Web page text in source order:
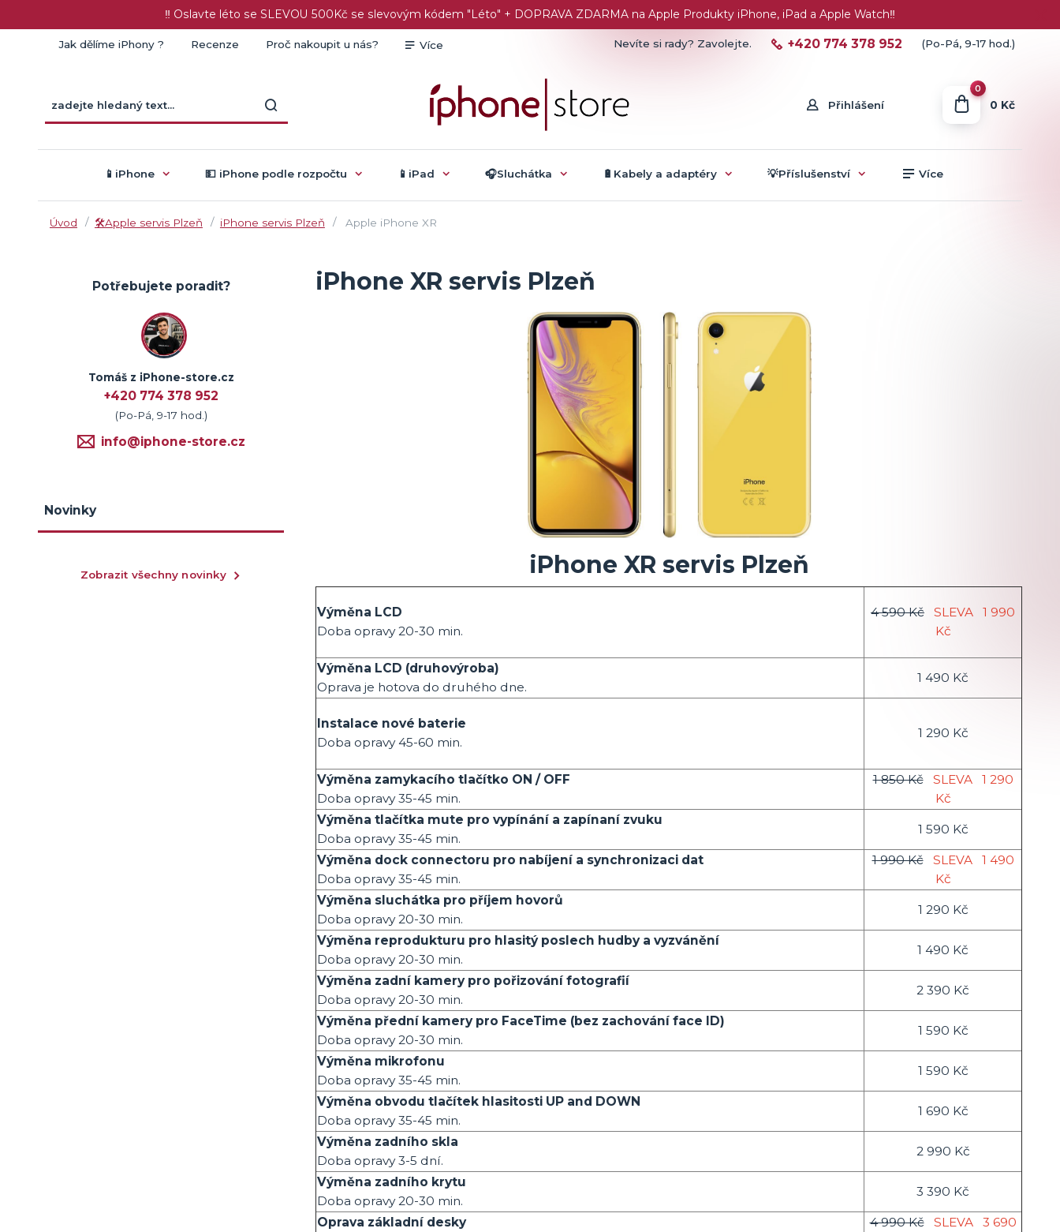
‼️ Oslavte léto se SLEVOU 500Kč se slevovým kódem "Léto" + DOPRAVA ZDARMA na Apple Produkty iPhone, iPad a Apple Watch‼️
Jak dělíme iPhony ? Recenze Proč nakoupit u nás? Více
Přihlášení
Nevíte si rady? Zavolejte. +420 774 378 952 (Po-Pá, 9-17 hod.)
0
0 Kč
📱iPhone 💵 iPhone podle rozpočtu 📱iPad 🎧Sluchátka 🔋Kabely a adaptéry 💡Příslušenství Více
Úvod 🛠️Apple servis Plzeň iPhone servis Plzeň Apple iPhone XR
iPhone XR servis Plzeň
iPhone XR servis Plzeň
Výměna LCD
Doba opravy 20-30 min.
4 590 Kč SLEVA 1 990
Kč
Výměna LCD (druhovýroba)
Oprava je hotova do druhého dne.
1 490 Kč
Instalace nové baterie
Doba opravy 45-60 min.
1 290 Kč
Výměna zamykacího tlačítko ON / OFF
Doba opravy 35-45 min.
1 850 Kč SLEVA1 290
Kč
Výměna tlačítka mute pro vypínání a zapínaní zvuku
Doba opravy 35-45 min.
1 590 Kč
Výměna dock connectoru pro nabíjení a synchronizaci dat
Doba opravy 35-45 min.
1 990 Kč SLEVA1 490
Kč
Výměna sluchátka pro příjem hovorů
Doba opravy 20-30 min.
1 290 Kč
Výměna reprodukturu pro hlasitý poslech hudby a vyzvánění
Doba opravy 20-30 min.
1 490 Kč
Výměna zadní kamery pro pořizování fotografií
Doba opravy 20-30 min.
2 390 Kč
Výměna přední kamery pro FaceTime (bez zachování face ID)
Doba opravy 20-30 min.
1 590 Kč
Výměna mikrofonu
Doba opravy 35-45 min.
1 590 Kč
Výměna obvodu tlačítek hlasitosti UP and DOWN
Doba opravy 35-45 min.
1 690 Kč
Výměna zadního skla
Doba opravy 3-5 dní.
2 990 Kč
Výměna zadního krytu
Doba opravy 20-30 min.
3 390 Kč
Oprava základní desky
4 990 Kč SLEVA3 690
Potřebujete poradit?
Tomáš z iPhone-store.cz
+420 774 378 952
(Po-Pá, 9-17 hod.)
info@iphone-store.cz
Novinky
Zobrazit všechny novinky